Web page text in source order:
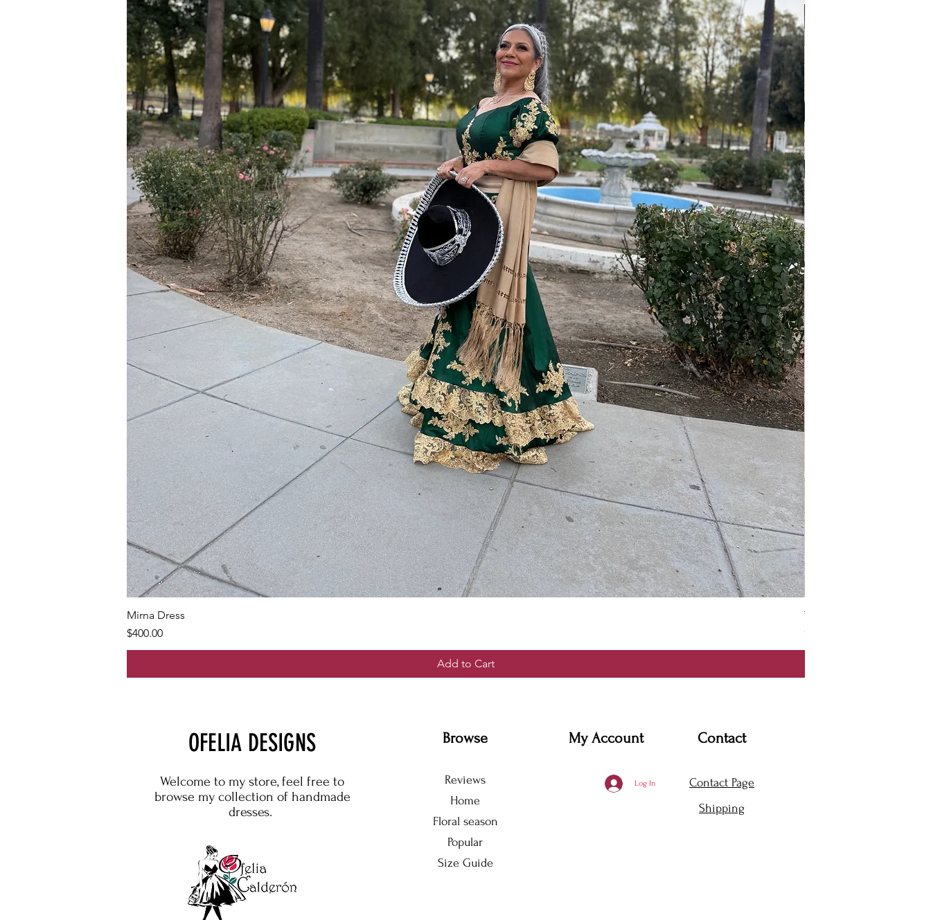
Mirna Dress
Price
$400.00
Add to Cart
Thanya Dress
Price
$360.00
OFELIA DESIGNS
Welcome to my store, feel free to
browse my collection of handmade
dresses.
Browse
Reviews
Home
Floral season
Popular
Size Guide
My Account
Log In
Contact
Contact Page
Shipping